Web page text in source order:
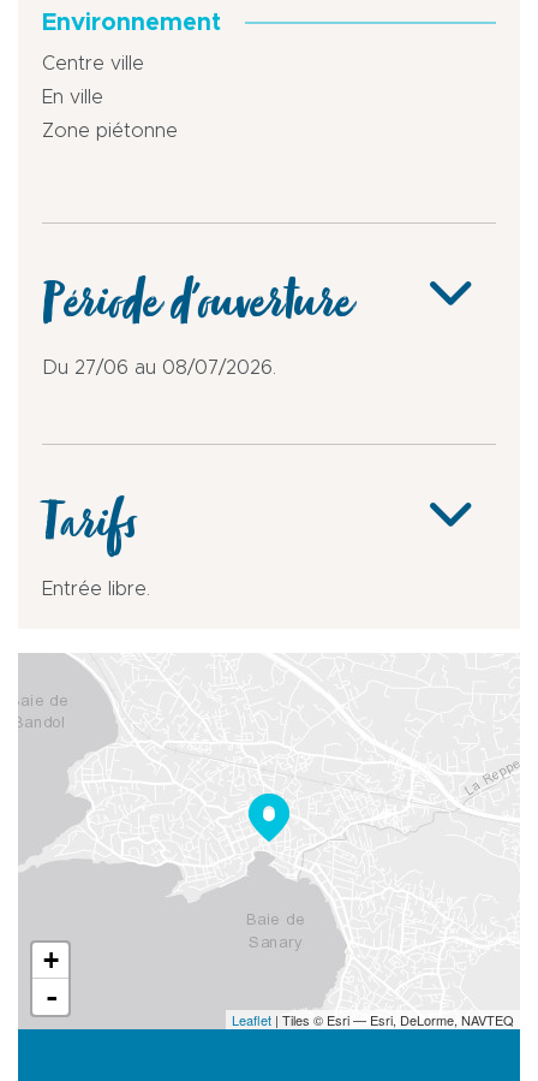
Environnement
Centre ville
En ville
Zone piétonne
Période d'ouverture
Du 27/06 au 08/07/2026.
Tarifs
Entrée libre.
+
-
Leaflet | Tiles © Esri — Esri, DeLorme, NAVTEQ